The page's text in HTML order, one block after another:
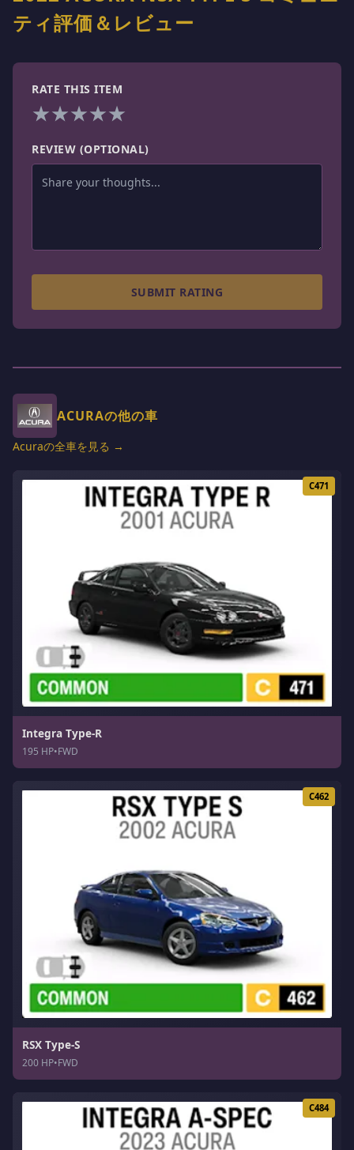
ティ評価＆レビュー
RATE THIS ITEM
★★★★★
REVIEW (OPTIONAL)
SUBMIT RATING
ACURAの他の車
Acuraの全車を見る →
C471
Integra Type-R
195 HP•FWD
C462
RSX Type-S
200 HP•FWD
C484